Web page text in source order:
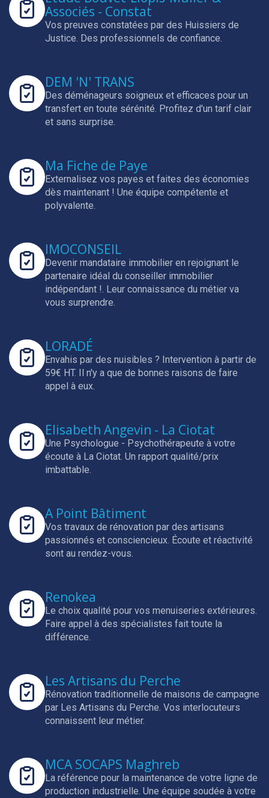
Associés - Constat
Vos preuves constatées par des Huissiers de
Justice. Des professionnels de confiance.
DEM 'N' TRANS
Des déménageurs soigneux et efficaces pour un
transfert en toute sérénité. Profitez d'un tarif clair
et sans surprise.
Ma Fiche de Paye
Externalisez vos payes et faites des économies
dès maintenant ! Une équipe compétente et
polyvalente.
IMOCONSEIL
Devenir mandataire immobilier en rejoignant le
partenaire idéal du conseiller immobilier
indépendant !. Leur connaissance du métier va
vous surprendre.
LORADÉ
Envahis par des nuisibles ? Intervention à partir de
59€ HT. Il n'y a que de bonnes raisons de faire
appel à eux.
Elisabeth Angevin - La Ciotat
Une Psychologue - Psychothérapeute à votre
écoute à La Ciotat. Un rapport qualité/prix
imbattable.
A Point Bâtiment
Vos travaux de rénovation par des artisans
passionnés et consciencieux. Écoute et réactivité
sont au rendez-vous.
Renokea
Le choix qualité pour vos menuiseries extérieures.
Faire appel à des spécialistes fait toute la
différence.
Les Artisans du Perche
Rénovation traditionnelle de maisons de campagne
par Les Artisans du Perche. Vos interlocuteurs
connaissent leur métier.
MCA SOCAPS Maghreb
La référence pour la maintenance de votre ligne de
production industrielle. Une équipe soudée à votre